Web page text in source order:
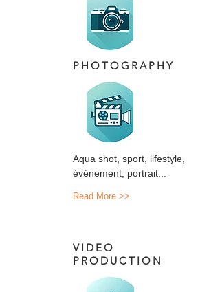
PHOTOGRAPHY
Aqua shot, sport, lifestyle,
événement, portrait...
Read More >>
VIDEO
PRODUCTION